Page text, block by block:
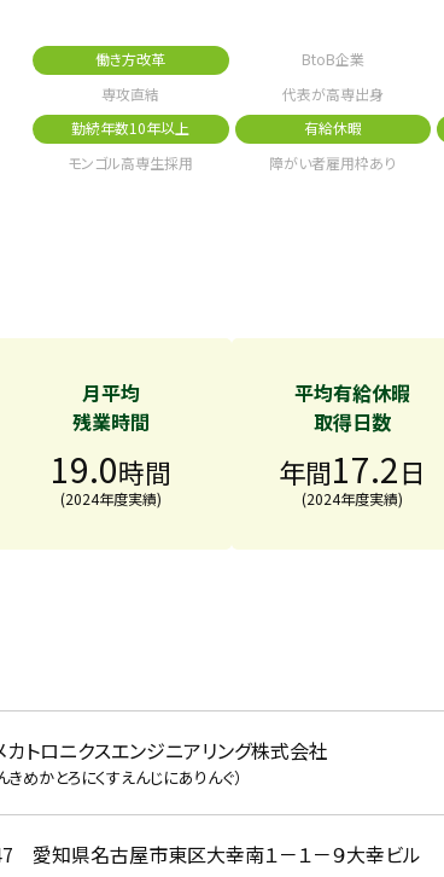
働き方改革 BtoB企業
専攻直結 代表が高専出身
勤続年数10年以上 有給休暇
モンゴル高専生採用 障がい者雇用枠あり
月平均
残業時間
19.0時間
(2024年度実績)
平均有給休暇
取得日数
年間17.2日
(2024年度実績)
トロニクスエンジニアリング株式会社
きめかとろにくすえんじにありんぐ）
愛知県名古屋市東区大幸南１－１－９大幸ビル